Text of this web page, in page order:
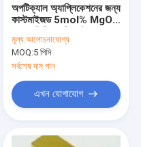
অপটিক্যাল অ্যাপ্লিকেশনের জন্য
কাস্টমাইজড 5mol% MgO
মূল্য:আলোচনাযোগ্য
MOQ:5 পিসি
সর্বশেষ দাম পান
এখন যোগাযোগ